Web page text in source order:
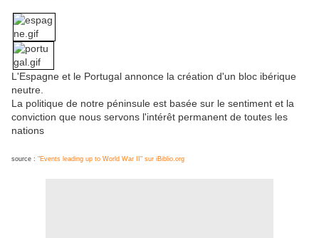
L'Espagne et le Portugal annonce la création d'un bloc ibérique
neutre.
La politique de notre péninsule est basée sur le sentiment et la
conviction que nous servons l'intérêt permanent de toutes les
nations
source : "Events leading up to World War II" sur iBiblio.org